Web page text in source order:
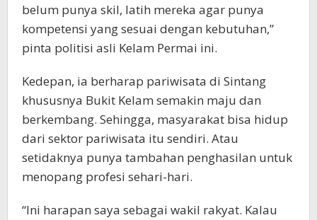
belum punya skil, latih mereka agar punya
kompetensi yang sesuai dengan kebutuhan,”
pinta politisi asli Kelam Permai ini.
Kedepan, ia berharap pariwisata di Sintang
khususnya Bukit Kelam semakin maju dan
berkembang. Sehingga, masyarakat bisa hidup
dari sektor pariwisata itu sendiri. Atau
setidaknya punya tambahan penghasilan untuk
menopang profesi sehari-hari.
“Ini harapan saya sebagai wakil rakyat. Kalau